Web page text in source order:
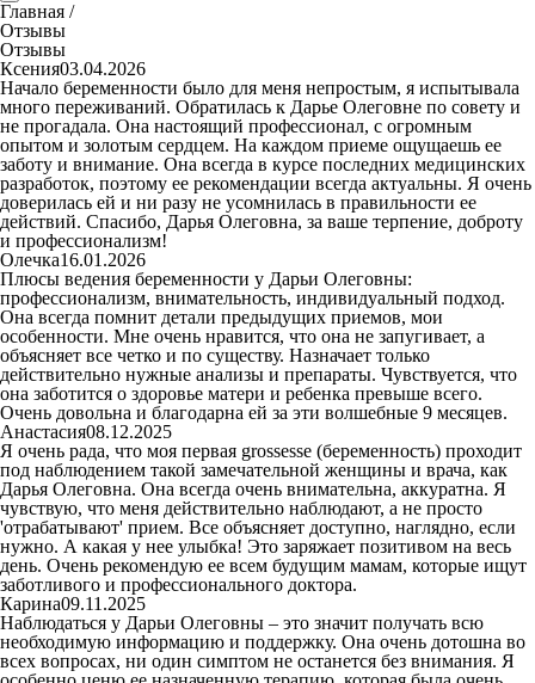
Главная /
Отзывы
Отзывы
Ксения03.04.2026
Начало беременности было для меня непростым, я испытывала
много переживаний. Обратилась к Дарье Олеговне по совету и
не прогадала. Она настоящий профессионал, с огромным
опытом и золотым сердцем. На каждом приеме ощущаешь ее
заботу и внимание. Она всегда в курсе последних медицинских
разработок, поэтому ее рекомендации всегда актуальны. Я очень
доверилась ей и ни разу не усомнилась в правильности ее
действий. Спасибо, Дарья Олеговна, за ваше терпение, доброту
и профессионализм!
Олечка16.01.2026
Плюсы ведения беременности у Дарьи Олеговны:
профессионализм, внимательность, индивидуальный подход.
Она всегда помнит детали предыдущих приемов, мои
особенности. Мне очень нравится, что она не запугивает, а
объясняет все четко и по существу. Назначает только
действительно нужные анализы и препараты. Чувствуется, что
она заботится о здоровье матери и ребенка превыше всего.
Очень довольна и благодарна ей за эти волшебные 9 месяцев.
Анастасия08.12.2025
Я очень рада, что моя первая grossesse (беременность) проходит
под наблюдением такой замечательной женщины и врача, как
Дарья Олеговна. Она всегда очень внимательна, аккуратна. Я
чувствую, что меня действительно наблюдают, а не просто
'отрабатывают' прием. Все объясняет доступно, наглядно, если
нужно. А какая у нее улыбка! Это заряжает позитивом на весь
день. Очень рекомендую ее всем будущим мамам, которые ищут
заботливого и профессионального доктора.
Карина09.11.2025
Наблюдаться у Дарьи Олеговны – это значит получать всю
необходимую информацию и поддержку. Она очень дотошна во
всех вопросах, ни один симптом не останется без внимания. Я